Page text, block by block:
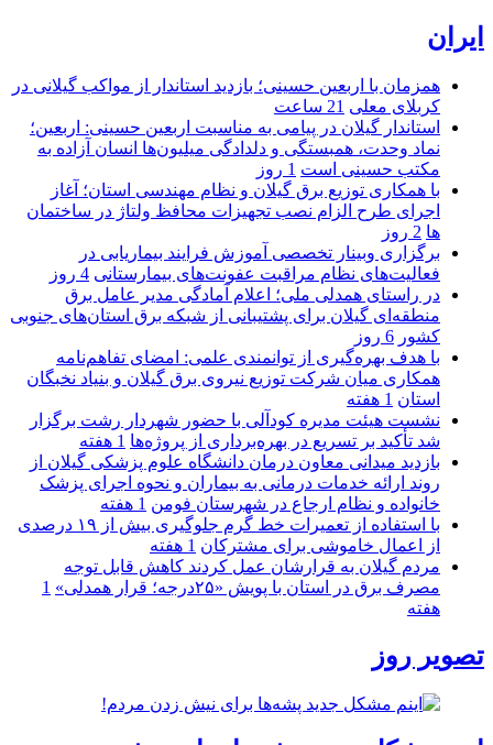
ایران
همزمان با اربعین حسینی؛ بازدید استاندار از مواکب گیلانی در
کربلای معلی 21 ساعت
استاندار گیلان در پیامی به مناسبت اربعین حسینی: اربعین؛
نماد وحدت، همبستگی و دلدادگی میلیون‌ها انسان آزاده به
مکتب حسینی است 1 روز
با همکاری توزیع برق گیلان و نظام مهندسی استان؛ آغاز
اجرای طرح الزام نصب تجهیزات محافظ ولتاژ در ساختمان
ها 2 روز
برگزاری وبینار تخصصی آموزش فرایند بیماریابی در
فعالیت‌های نظام مراقبت عفونت‌های بیمارستانی 4 روز
در راستای همدلی ملی؛ اعلام آمادگی مدیر عامل برق
منطقه‌ای گیلان برای پشتیبانی از شبكه برق استان‌های جنوبی
كشور 6 روز
با هدف بهره‌گیری از توانمندی علمی: امضای تفاهم‌نامه
همكاری میان شركت توزیع نیروی برق گیلان و بنیاد نخبگان
استان 1 هفته
نشست هیئت مدیره کودآلی با حضور شهردار رشت برگزار
شد تأکید بر تسریع در بهره‌برداری از پروژه‌ها 1 هفته
بازدید میدانی معاون درمان دانشگاه علوم پزشکی گیلان از
روند ارائه خدمات درمانی به بیماران و نحوه اجرای پزشک
خانواده و نظام ارجاع در شهرستان فومن 1 هفته
با استفاده از تعمیرات خط گرم جلوگیری بیش از ۱۹ درصدی
از اعمال خاموشی برای مشتركان 1 هفته
مردم گیلان به قرارشان عمل کردند كاهش قابل توجه
مصرف برق در استان با پویش «۲۵درجه؛ قرار همدلی»
1
هفته
تصویر روز